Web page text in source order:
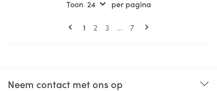
Pagina's
U lees momenteel pagina
1 Pagina
2 Pagina
3 ... Pagina
7
Toon per pagina
Neem contact met ons op